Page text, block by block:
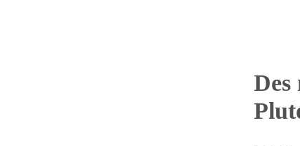
Des